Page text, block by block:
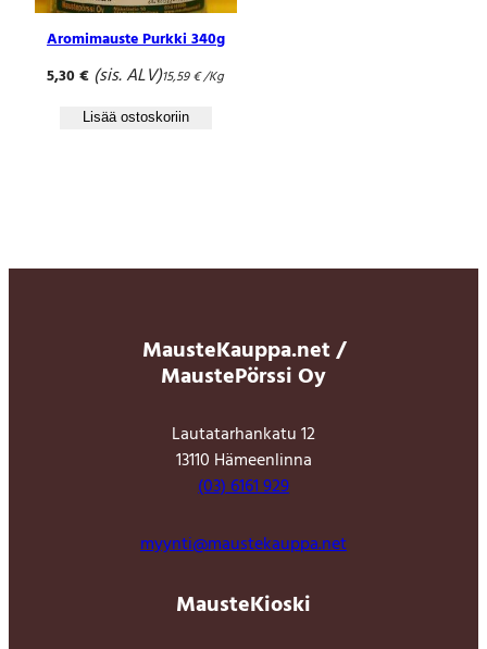
Aromimauste Purkki 340g
5,30€ (sis. ALV)15,59€/Kg
Lisää ostoskoriin
MausteKauppa.net /
MaustePörssi Oy
Lautatarhankatu 12
13110 Hämeenlinna
(03) 6161 929
myynti@maustekauppa.net
MausteKioski